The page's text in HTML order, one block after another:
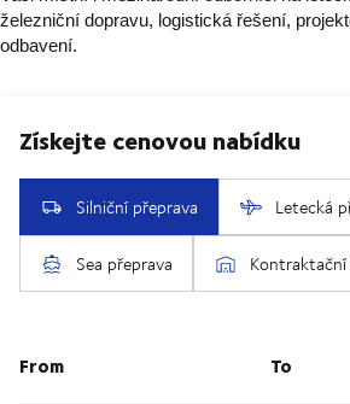
železniční dopravu, logistická řešení,
odbavení.